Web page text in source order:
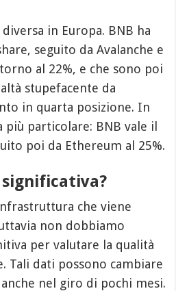
in Europa. BNB ha
seguito da Avalanche e
al 22%, e che sono poi
stupefacente da
in quarta posizione. In
più particolare: BNB vale il
poi da Ethereum al 25%.
significativa?
che viene
non dobbiamo
per valutare la qualità
Tali dati possono cambiare
nel giro di pochi mesi.